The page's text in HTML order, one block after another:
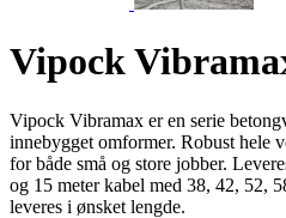
Vipock
Vipock Vibramax er en serie
innebygget omformer. Robust hele
for både små og store jobber.
og 15 meter kabel med 38, 42, 52,
leveres i ønsket lengde.